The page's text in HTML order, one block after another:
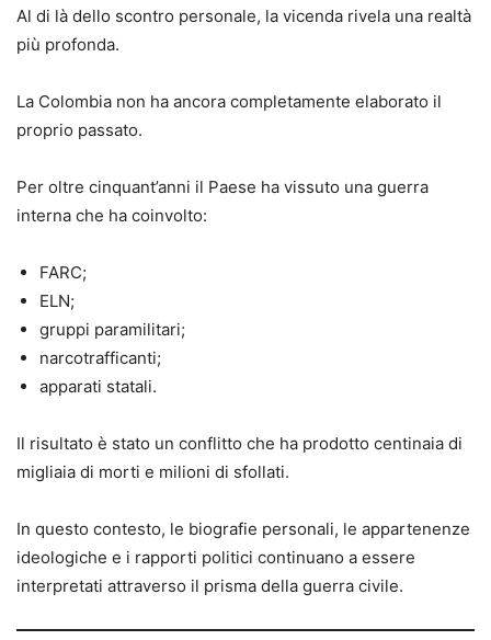
Al di là dello scontro personale, la vicenda rivela una realtà
più profonda.
La Colombia non ha ancora completamente elaborato il
proprio passato.
Per oltre cinquant’anni il Paese ha vissuto una guerra
interna che ha coinvolto:
FARC;
ELN;
gruppi paramilitari;
narcotrafficanti;
apparati statali.
Il risultato è stato un conflitto che ha prodotto centinaia di
migliaia di morti e milioni di sfollati.
In questo contesto, le biografie personali, le appartenenze
ideologiche e i rapporti politici continuano a essere
interpretati attraverso il prisma della guerra civile.